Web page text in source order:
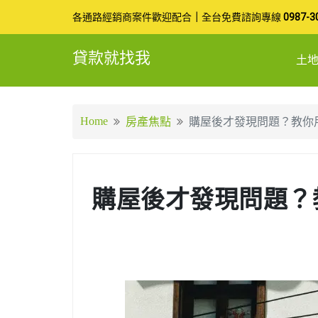
to
各通路經銷商案件歡迎配合 全台免費諮詢專線 0987-
貸款就找我 土
Home 房產焦點 購屋後才發現問題？教
購屋後才發現問題